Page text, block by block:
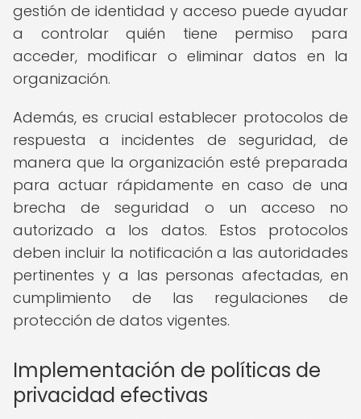
gestión de identidad y acceso puede ayudar
a controlar quién tiene permiso para
acceder, modificar o eliminar datos en la
organización.
Además, es crucial establecer protocolos de
respuesta a incidentes de seguridad, de
manera que la organización esté preparada
para actuar rápidamente en caso de una
brecha de seguridad o un acceso no
autorizado a los datos. Estos protocolos
deben incluir la notificación a las autoridades
pertinentes y a las personas afectadas, en
cumplimiento de las regulaciones de
protección de datos vigentes.
Implementación de políticas de
privacidad efectivas